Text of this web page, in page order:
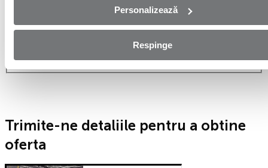
Personalizează
Respinge
formularul de mai jos și te contactăm in cel mai scurt
Trimite-ne detaliile pentru a obtine
oferta